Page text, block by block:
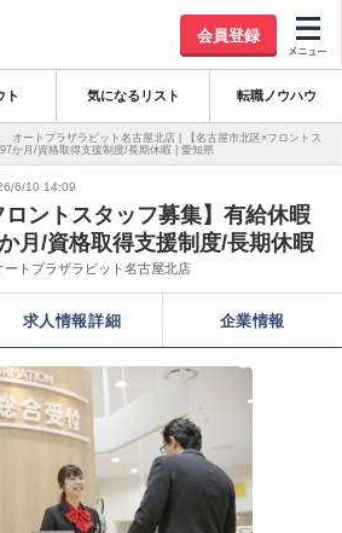
会員登録
ト 気になるリスト 転職ノウハウ
オートプラザラビット名古屋北店 | 【名古屋市北区×フロントス
か月/資格取得支援制度/長期休暇 | 愛知県
6/10 14:09
ロントスタッフ募集】有給休暇
月/資格取得支援制度/長期休暇
トプラザラビット名古屋北店
求人情報詳細 企業情報